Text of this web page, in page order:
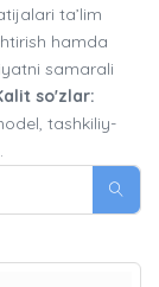
ta’lim
hamda
samarali
so'zlar:
tashkiliy-